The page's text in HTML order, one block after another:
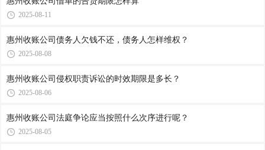
2025-08-11
惠州收账公司​债务人欠钱不还，债务人怎样维权？
2025-08-08
惠州收账公司侵权职责诉讼的时效期限是多长？
2025-08-06
惠州收账公司​法庭争论应当按照什么次序进行呢？
2025-08-05